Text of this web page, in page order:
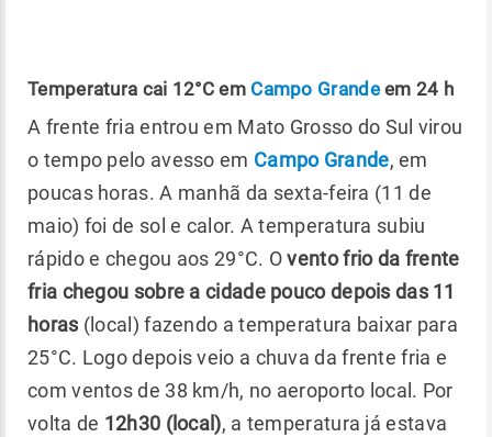
Temperatura cai 12°C em Campo Grandeem 24 h
A frente fria entrou em Mato Grosso do Sul virou
o tempo pelo avesso em Campo Grande, em
poucas horas. A manhã da sexta-feira (11 de
maio) foi de sol e calor. A temperatura subiu
rápido e chegou aos 29°C. Ovento frio da frente
fria chegou sobre a cidade pouco depois das 11
horas (local) fazendo a temperatura baixar para
25°C. Logo depois veio a chuva da frente fria e
com ventos de 38 km/h, no aeroporto local. Por
volta de 12h30 (local), a temperatura já estava